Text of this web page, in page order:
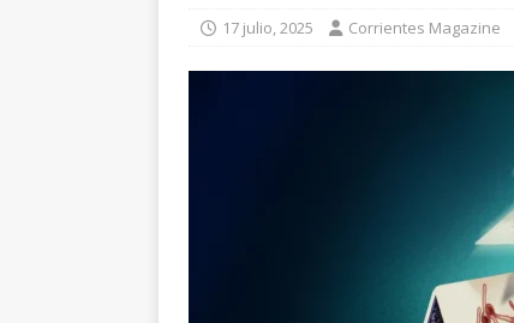
17 julio, 2025 Corrientes Magazine